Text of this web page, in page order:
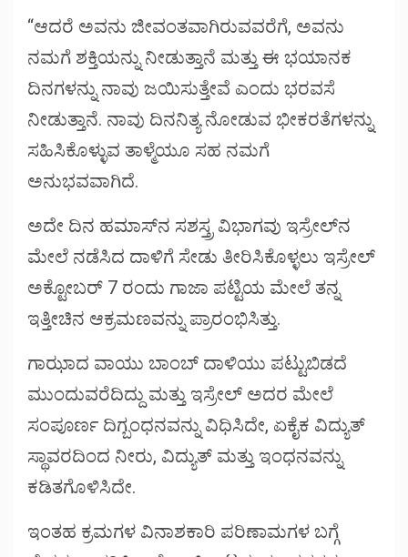
“ಆದರೆ ಅವನು ಜೀವಂತವಾಗಿರುವವರೆಗೆ, ಅವನು
ನಮಗೆ ಶಕ್ತಿಯನ್ನು ನೀಡುತ್ತಾನೆ ಮತ್ತು ಈ ಭಯಾನಕ
ದಿನಗಳನ್ನು ನಾವು ಜಯಿಸುತ್ತೇವೆ ಎಂದು ಭರವಸೆ
ನೀಡುತ್ತಾನೆ. ನಾವು ದಿನನಿತ್ಯ ನೋಡುವ ಭೀಕರತೆಗಳನ್ನು
ಸಹಿಸಿಕೊಳ್ಳುವ ತಾಳ್ಮೆಯೂ ಸಹ ನಮಗೆ
ಅನುಭವವಾಗಿದೆ.
ಅದೇ ದಿನ ಹಮಾಸ್‌ನ ಸಶಸ್ತ್ರ ವಿಭಾಗವು ಇಸ್ರೇಲ್‌ನ
ಮೇಲೆ ನಡೆಸಿದ ದಾಳಿಗೆ ಸೇಡು ತೀರಿಸಿಕೊಳ್ಳಲು ಇಸ್ರೇಲ್
ಅಕ್ಟೋಬರ್ 7 ರಂದು ಗಾಜಾ ಪಟ್ಟಿಯ ಮೇಲೆ ತನ್ನ
ಇತ್ತೀಚಿನ ಆಕ್ರಮಣವನ್ನು ಪ್ರಾರಂಭಿಸಿತ್ತು.
ಗಾಝಾದ ವಾಯು ಬಾಂಬ್ ದಾಳಿಯು ಪಟ್ಟುಬಿಡದೆ
ಮುಂದುವರೆದಿದ್ದು ಮತ್ತು ಇಸ್ರೇಲ್ ಅದರ ಮೇಲೆ
ಸಂಪೂರ್ಣ ದಿಗ್ಬಂಧನವನ್ನು ವಿಧಿಸಿದೇ, ಏಕೈಕ ವಿದ್ಯುತ್
ಸ್ಥಾವರದಿಂದ ನೀರು, ವಿದ್ಯುತ್ ಮತ್ತು ಇಂಧನವನ್ನು
ಕಡಿತಗೊಳಿಸಿದೇ.
ಇಂತಹ ಕ್ರಮಗಳ ವಿನಾಶಕಾರಿ ಪರಿಣಾಮಗಳ ಬಗ್ಗೆ